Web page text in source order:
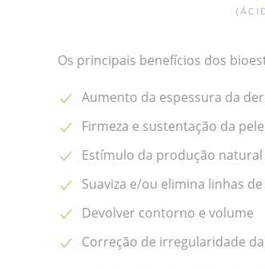
Os principais benefícios dos
Aumento da espessura da
Firmeza e sustentação da pele
Estímulo da produção
Suaviza e/ou elimina linhas
Devolver contorno e volume
Correção de irregularidade